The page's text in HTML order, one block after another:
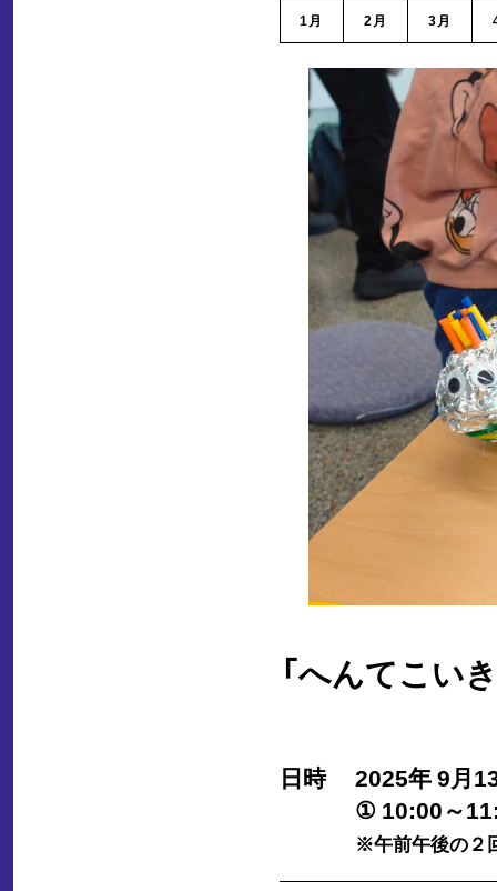
1月 2月 3月
「へんてこい
日時
2025年 9月
① 10:00～
※午前午後の２